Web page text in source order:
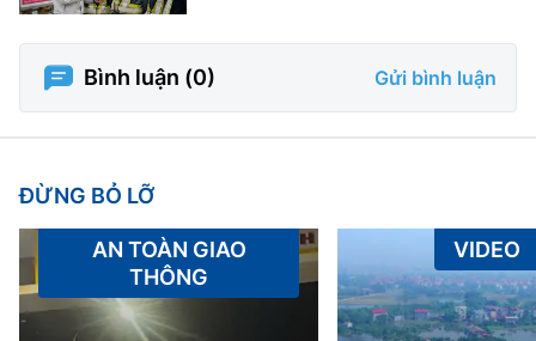
Bình luận (0) Gửi bình luận
ĐỪNG BỎ LỠ
AN TOÀN GIAO
THÔNG
VIDEO